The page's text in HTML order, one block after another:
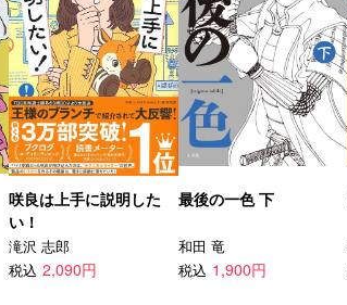
咲良は上手に説明した
い！
滝沢 志郎
税込 2,090円
最後の一色 下
和田 竜
税込 1,900円